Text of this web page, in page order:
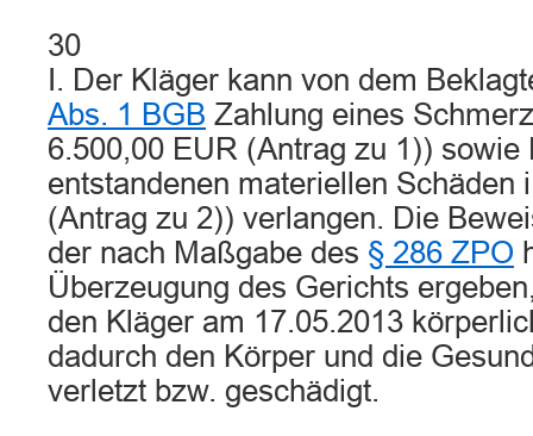
30
I. Der Kläger kann von dem
Abs. 1 BGB Zahlung eines
6.500,00 EUR (Antrag zu 1)) sowie
entstandenen materiellen Schäden
(Antrag zu 2)) verlangen. Die
der nach Maßgabe des § 286 ZPO
Überzeugung des Gerichts
den Kläger am 17.05.2013
dadurch den Körper und die
verletzt bzw. geschädigt.